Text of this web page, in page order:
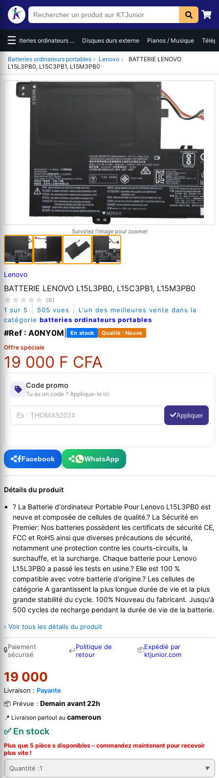
☰Batteries ordinateurs ... Disques durs externe Pianos / Musique
Batteries ordinateurs portables › Lenovo ›
BATTERIE LENOVO
L15L3PB0, L15C3PB1, L15M3PB0
Survolez l'image pour zoomer
Lenovo
BATTERIE LENOVO L15L3PB0, L15C3PB1, L15M3PB0
(0)
1 sur 5 505 vues
L'un des meilleures vente dans la
catégorie batteries ordinateurs portables
#Ref : A0NY0M En stock Qualité : Neuve
Offre spéciale
19 000 F CFA
Code promo
Tu as un code ? Applique-le ici
Appliquer
Facebook WhatsApp
Détails du produit
? La Batterie d'ordinateur Portable Pour Lenovo L15L3PB0 est
neuve et composée de cellules de qualité.? La Sécurité en
Premier: Nos batteries possèdent les certificats de sécurité CE,
FCC et RoHS ainsi que diverses précautions de sécurité,
notamment une protection contre les courts-circuits, la
surchauffe, et la surcharge. Chaque batterie pour Lenovo
L15L3PB0 a passé les tests en usine.? Elle est 100 %
compatible avec votre batterie d'origine.? Les cellules de
catégorie A garantissent la plus longue durée de vie et la plus
grande stabilité du cycle. 100% Nouveau du fabricant. Jusqu'à
500 cycles de recharge pendant la durée de vie de la batterie.
› Voir tous les détails du produit
🔒Paiement
sécurisé
↩Politique de
retour
📦Expédié par
ktjunior.com
19 000
Livraison : Payante
📦 Prévue : Demain avant 22h
📍 Livraison partout au cameroun
✅ En stock
Plus que 5 pièce s disponibles – commandez maintenant pour recevoir
plus vite !
Quantité :1